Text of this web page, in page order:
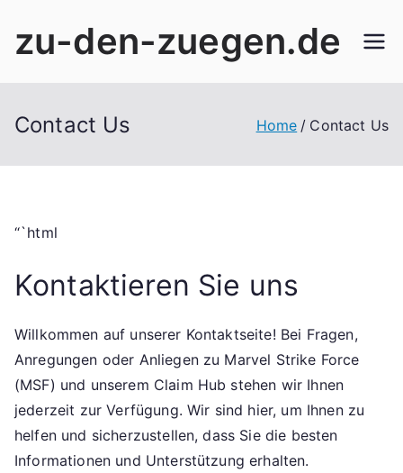
zu-den-zuegen.de
Contact Us Home Contact Us
“`html
Kontaktieren Sie uns
Willkommen auf unserer Kontaktseite! Bei Fragen,
Anregungen oder Anliegen zu Marvel Strike Force
(MSF) und unserem Claim Hub stehen wir Ihnen
jederzeit zur Verfügung. Wir sind hier, um Ihnen zu
helfen und sicherzustellen, dass Sie die besten
Informationen und Unterstützung erhalten.